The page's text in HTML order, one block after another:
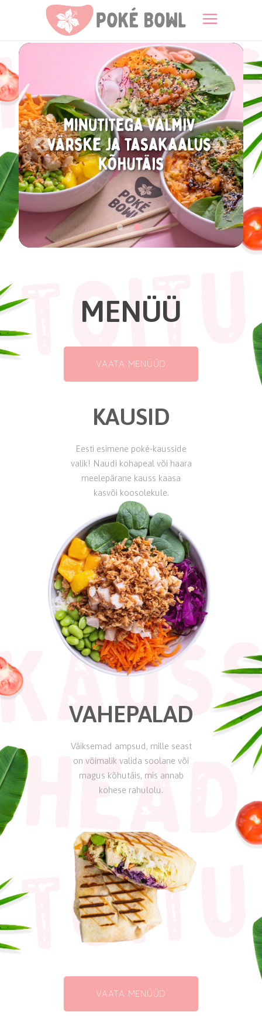
MENÜÜ
VAATA MENÜÜD
KAUSID
Eesti esimene poké-kausside
valik! Naudi kohapeal või haara
meelepärane kauss kaasa
kasvõi koosolekule.
VAHEPALAD
Väiksemad ampsud, mille seast
on võimalik valida soolane või
magus kõhutäis, mis annab
kohese rahulolu.
VAATA MENÜÜD